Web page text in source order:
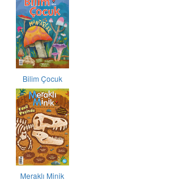
Bilim Çocuk
Meraklı Minik